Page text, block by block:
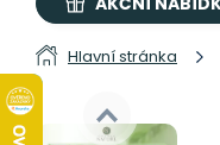
Hlavní stránka